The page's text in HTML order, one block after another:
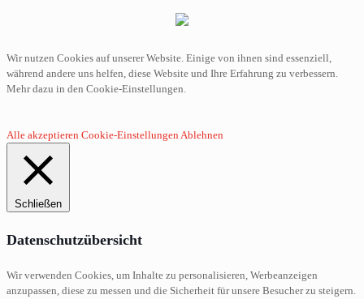
Wir nutzen Cookies auf unserer Website. Einige von ihnen sind essenziell,
während andere uns helfen, diese Website und Ihre Erfahrung zu verbessern.
Mehr dazu in den Cookie-Einstellungen.
Alle akzeptieren Cookie-EinstellungenAblehnen
Schließen
Datenschutzübersicht
Wir verwenden Cookies, um Inhalte zu personalisieren, Werbeanzeigen
anzupassen, diese zu messen und die Sicherheit für unsere Besucher zu steigern.